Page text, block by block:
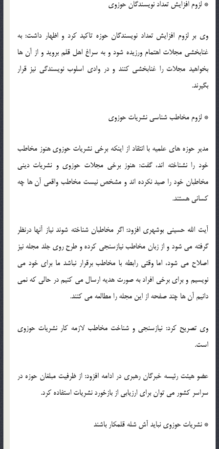
* لزوم افزایش تعداد نویسندگان حوزوی
وی بر لزوم افزایش تعداد نویسندگان حوزه تاکید کرد و اظهار داشت: به
غنابخشی مجلات اهتمام ورزیده شود و به سراغ اهل قلم بروید و از آن ها
بخواهید مجلات را غنابخشی کنند و در وادی اسلوب نویسندگی نیز قرار
بگیرند.
* لزوم مخاطب شناسی نشریات حوزوی
مدیر حوزه های علمیه با انتقاد از اینکه برخی نشریات حوزوی هنوز مخاطب
خود را نشناخته اند، گفت: هنوز برخی مجلات حوزوی و نشریات دینی
مخاطبان خود را صید نکرده اند و مشخص نیست مخاطب واقعی آن ها چه
کسانی هستند.
آیت الله حسینی بوشهری افزود: اگر مخاطبان شناخته شوند نیاز آنها درنظر
گرفته می شود و از زبان مخاطب نیازسنجی کرده و طرح روی جلد مجله نیز
اصلاح می شود، اما وقتی رابطه با مخاطب برقرار نباشد ما برای خود می
نویسیم و برای برخی افراد به صورت هدیه ارسال می کنیم در حالی که نمی
دانیم آن ها چند صفحه از این مجله را مطالعه می کنند.
وی تصریح کرد: نیازسنجی و شناخت مخاطب لازمه کار نشریات حوزوی
است.
عضو هیئت رئیسه خبرگان رهبری در ادامه افزود: از ظرفیت مبلغان حوزه در
سراسر کشور می توان برای ارزیابی از بازخورد نشریات استفاده کرد.
* نشریات حوزوی نباید آش شله قلمکار باشند